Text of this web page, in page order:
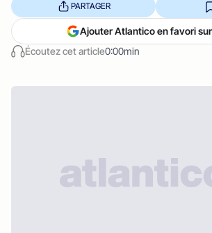
Écoutez cet article0:00min
PARTAGER
Ajouter Atlantico en favori